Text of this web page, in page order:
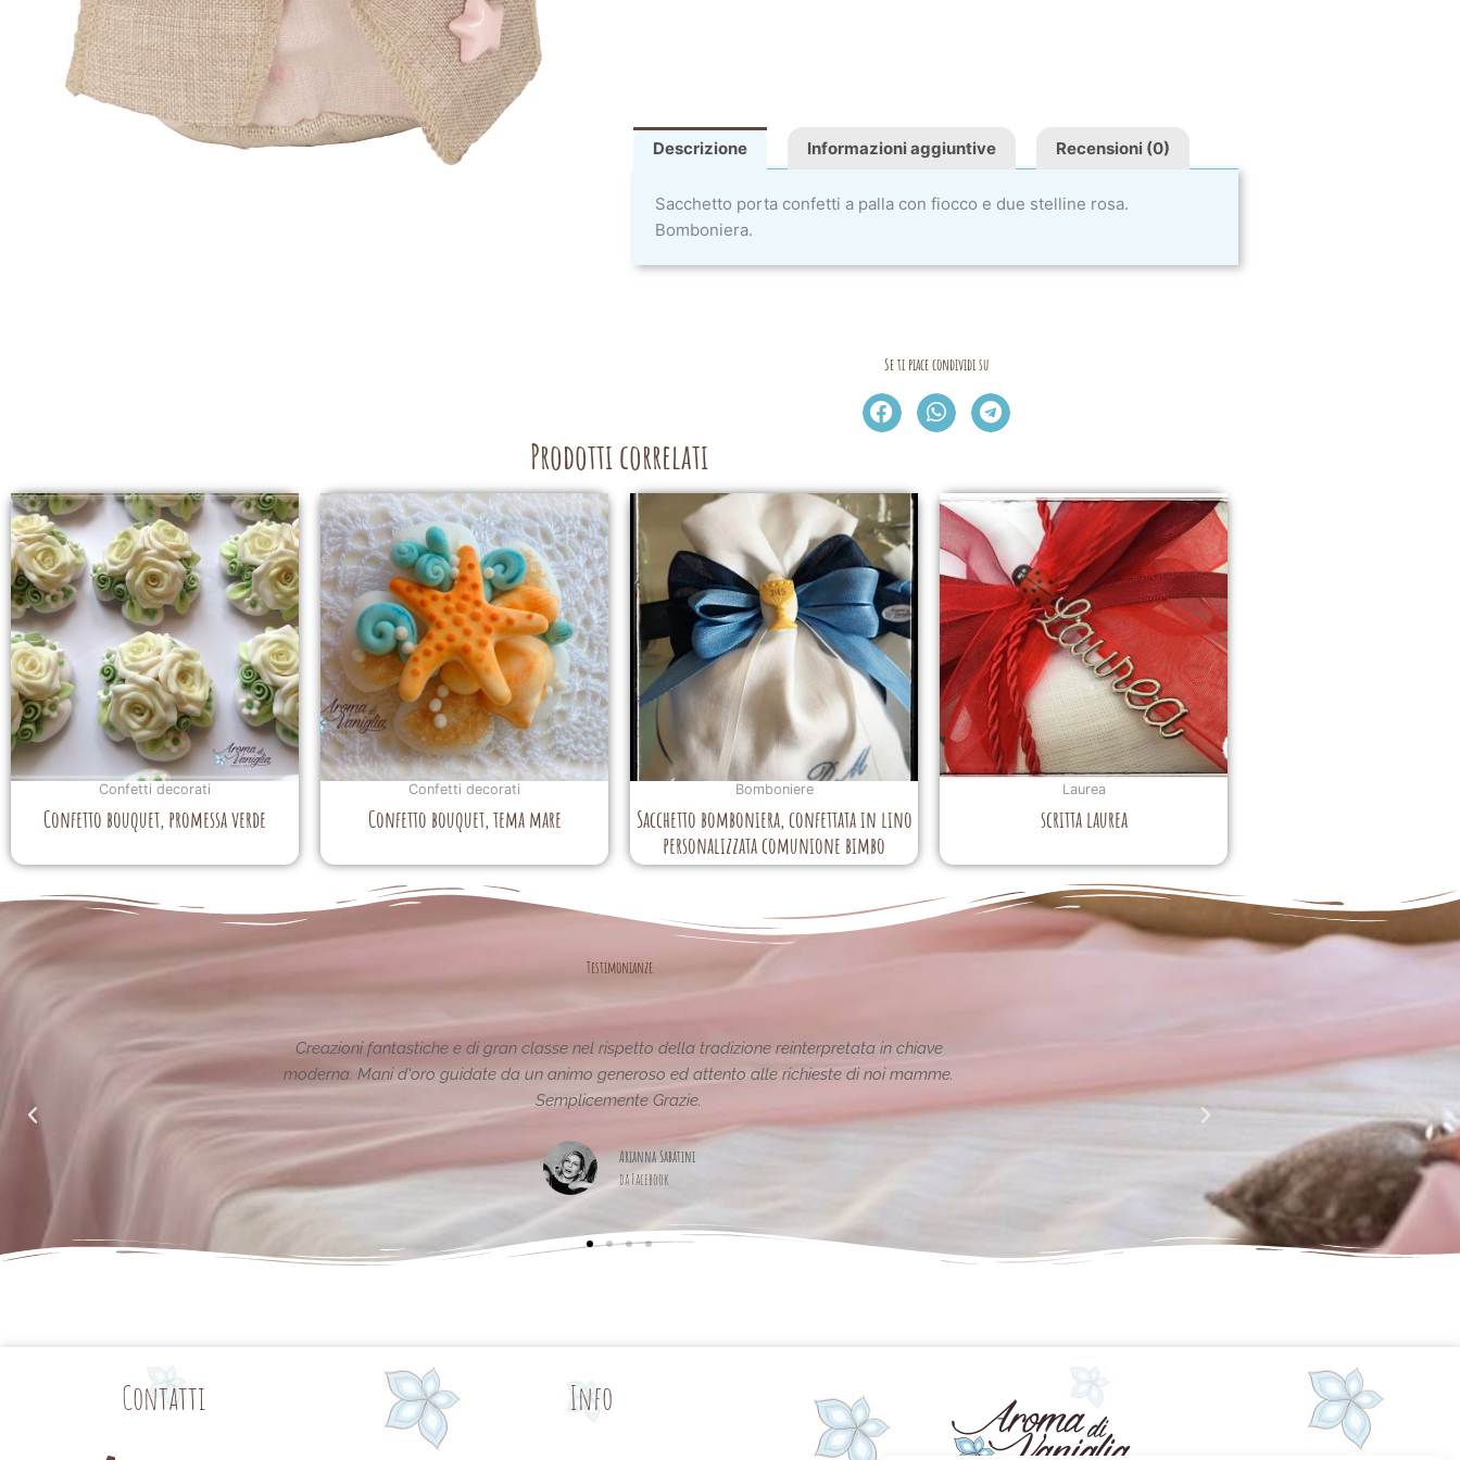
Descrizione Informazioni aggiuntive Recensioni (0)
Sacchetto porta confetti a palla con fiocco e due stelline rosa.
Bomboniera.
Se ti piace condividi su
Prodotti correlati
Confetti decorati
Confetto bouquet, promessa verde
Confetti decorati
Confetto bouquet, tema mare
Bomboniere
Sacchetto bomboniera, confettata in lino
personalizzata comunione bimbo
Laurea
scritta laurea
Testimonianze
reinterpretata in chiave
richieste di noi mamme.
Le creazioni sono fantastiche e uniche..raffinate eleganti....complimenti per la vostra
pagina,piena di idee!grazie
da Facebook
La perfezione e l' armonia che è palese nei tuoi
Complimenti davvero!!!!
Giusy Rizzo
da Facebook
Contatti Info